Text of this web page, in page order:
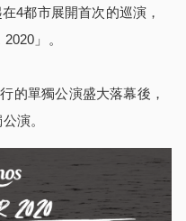
4都市展開首次的巡演，
」。
的單獨公演盛大落幕後，
演。